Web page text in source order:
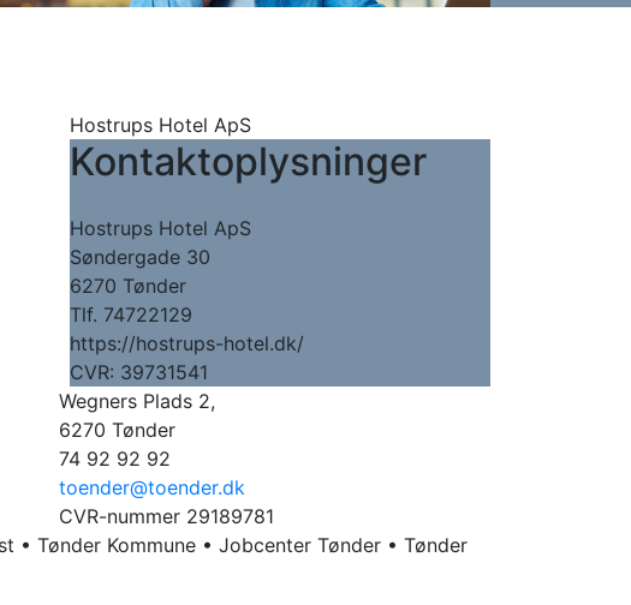
Hostrups Hotel ApS
Kontaktoplysninger
Hostrups Hotel ApS
Søndergade 30
6270 Tønder
Tlf. 74722129
https://hostrups-hotel.dk/
CVR: 39731541
Wegners Plads 2,
6270 Tønder
74 92 92 92
toender@toender.dk
CVR-nummer 29189781
• Tønder Kommune • Jobcenter Tønder • Tønder